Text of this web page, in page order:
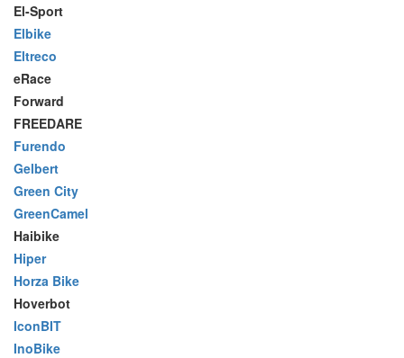
El-Sport
Elbike
Eltreco
eRace
Forward
FREEDARE
Furendo
Gelbert
Green City
GreenCamel
Haibike
Hiper
Horza Bike
Hoverbot
IconBIT
InoBike